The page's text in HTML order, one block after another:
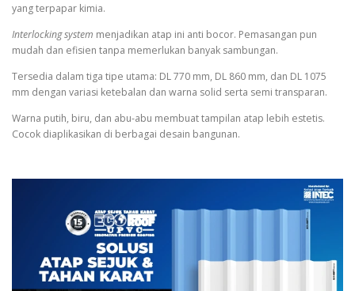
yang terpapar kimia.
Interlocking system menjadikan atap ini anti bocor. Pemasangan pun
mudah dan efisien tanpa memerlukan banyak sambungan.
Tersedia dalam tiga tipe utama: DL 770 mm, DL 860 mm, dan DL 1075
mm dengan variasi ketebalan dan warna solid serta semi transparan.
Warna putih, biru, dan abu-abu membuat tampilan atap lebih estetis.
Cocok diaplikasikan di berbagai desain bangunan.